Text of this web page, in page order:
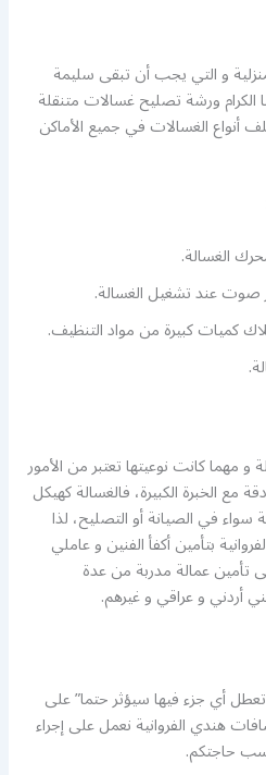
و التي يجب أن تبقى سليمة
الكرام ورشة تصليح غسالات متنقلة
أنواع الغسالات في جميع الأماكن
الغسالة.
عند تشغيل الغسالة.
كميات كبيرة من مواد التنظيف.
مهما كانت نوعيتها تعتبر من الأمور
مع الخبرة الكبيرة، فالغسالة كهيكل
في الصيانة أو التصليح، لذا
بتأمين أكفأ الفنين و عاملي
تأمين عمالة مدربة من عدة
أردني و عراقي و غيرهم.
أي جزء فيها سيؤثر حتما” على
هندي الفروانية نعمل على إجراء
حاجتكم.